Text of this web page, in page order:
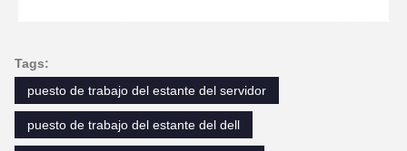
Tags:
puesto de trabajo del estante del servidor
puesto de trabajo del estante del dell